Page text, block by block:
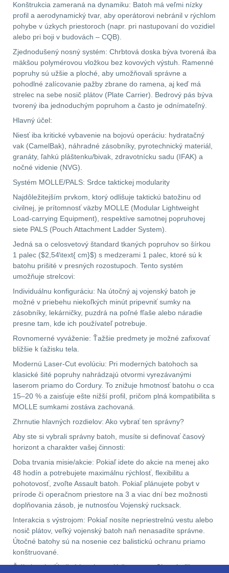
Ponča a pláštěnky11
Čepice, kukly, šátky 24
Chrániče sluchu 7
Nášivky 74
Ostatní50
LIKVIDÁCIA SKLADU
(78)
Horolezectvo6
Karabíny1
Laná2
Magnézium3
Outdoorová obuv
Príslušenstvo1
Oblečenie na turistiku67
Pánske oblečenie na
turistiku34
Dámske oblečenie na
turistiku
50
Termoprádlo16
Konštrukcia zameraná na dynamiku: Batoh má veľmi nízky
profil a aerodynamický tvar, aby operátorovi nebránil v rýchlom
pohybe v úzkych priestoroch (napr. pri nastupovaní do vozidiel
alebo pri boji v budovách – CQB).
Zjednodušený nosný systém: Chrbtová doska býva tvorená iba
mäkšou polymérovou vložkou bez kovových výstuh. Ramenné
popruhy sú užšie a ploché, aby umožňovali správne a
pohodlné zalícovanie pažby zbrane do ramena, aj keď má
strelec na sebe nosič plátov (Plate Carrier). Bedrový pás býva
tvorený iba jednoduchým popruhom a často je odnímateľný.
Hlavný účel:
Niesť iba kritické vybavenie na bojovú operáciu: hydratačný
vak (CamelBak), náhradné zásobníky, pyrotechnický materiál,
granáty, ľahkú pláštenku/bivak, zdravotnícku sadu (IFAK) a
nočné videnie (NVG).
Systém MOLLE/PALS: Srdce taktickej modularity
Najdôležitejším prvkom, ktorý odlišuje taktickú batožinu od
civilnej, je prítomnosť väzby MOLLE (Modular Lightweight
Load-carrying Equipment), respektíve samotnej popruhovej
siete PALS (Pouch Attachment Ladder System).
Jedná sa o celosvetový štandard tkaných popruhov so šírkou
1 palec ($2,54\text{ cm}$) s medzerami 1 palec, ktoré sú k
batohu prišité v presných rozostupoch. Tento systém
umožňuje strelcovi:
Individuálnu konfiguráciu: Na útočný aj vojenský batoh je
možné v priebehu niekoľkých minút pripevniť sumky na
zásobníky, lekárničky, puzdrá na poľné fľaše alebo náradie
presne tam, kde ich používateľ potrebuje.
Rovnomerné vyváženie: Ťažšie predmety je možné zafixovať
bližšie k ťažisku tela.
Modernú Laser-Cut evolúciu: Pri moderných batohoch sa
klasické šité popruhy nahrádzajú otvormi vyrezávanými
laserom priamo do Cordury. To znižuje hmotnosť batohu o cca
15–20 % a zaisťuje ešte nižší profil, pričom plná kompatibilita s
MOLLE sumkami zostáva zachovaná.
Zhrnutie hlavných rozdielov: Ako vybrať ten správny?
Aby ste si vybrali správny batoh, musíte si definovať časový
horizont a charakter vašej činnosti:
Doba trvania misie/akcie: Pokiaľ idete do akcie na menej ako
48 hodín a potrebujete maximálnu rýchlosť, flexibilitu a
pohotovosť, zvoľte Assault batoh. Pokiaľ plánujete pobyt v
prírode či operačnom priestore na 3 a viac dní bez možnosti
doplňovania zásob, je nutnosťou Vojenský rucksack.
Interakcia s výstrojom: Pokiaľ nosíte nepriestrelnú vestu alebo
nosič plátov, veľký vojenský batoh naň nenasadíte správne.
Útočné batohy sú na nosenie cez balistickú ochranu priamo
konštruované.
Štýl plnenia: Útočné batohy majú často tzv. „Clamshell“